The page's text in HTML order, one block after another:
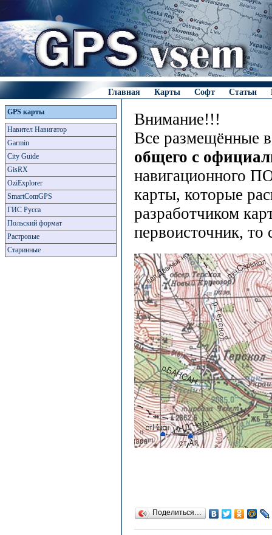
Главная Карты Софт Статьи
GPS карты
Навител Навигатор
Garmin
City Guide
GisRX
OziExplorer
SmartComGPS
ГИС Русса
Польский формат
Растровые
Старинные
Внимание!!!
Все размещённые
общего с
навигационного
карты, которые
разработчиком
первоисточник,
Поделиться…